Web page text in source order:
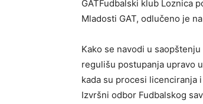
GATFudbalski klub Loznica
Mladosti GAT, odlučeno je
Kako se navodi u
regulišu postupanja upravo
kada su procesi licenciranja
Izvršni odbor Fudbalskog